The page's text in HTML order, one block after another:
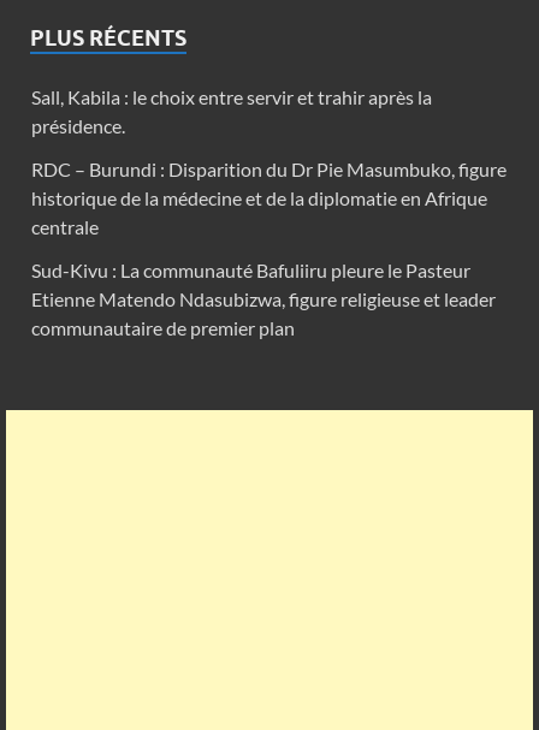
PLUS RÉCENTS
Sall, Kabila : le choix entre servir et trahir après la
présidence.
RDC – Burundi : Disparition du Dr Pie Masumbuko, figure
historique de la médecine et de la diplomatie en Afrique
centrale
Sud-Kivu : La communauté Bafuliiru pleure le Pasteur
Etienne Matendo Ndasubizwa, figure religieuse et leader
communautaire de premier plan